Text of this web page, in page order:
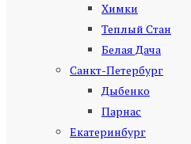
Химки
Теплый Стан
Белая Дача
Санкт-Петербург
Дыбенко
Парнас
Екатеринбург